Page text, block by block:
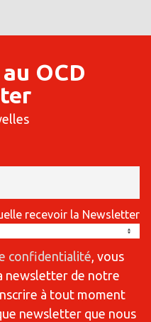
OCD
recevoir la Newsletter
confidentialité, vous
newsletter de notre
à tout moment
newsletter que nous